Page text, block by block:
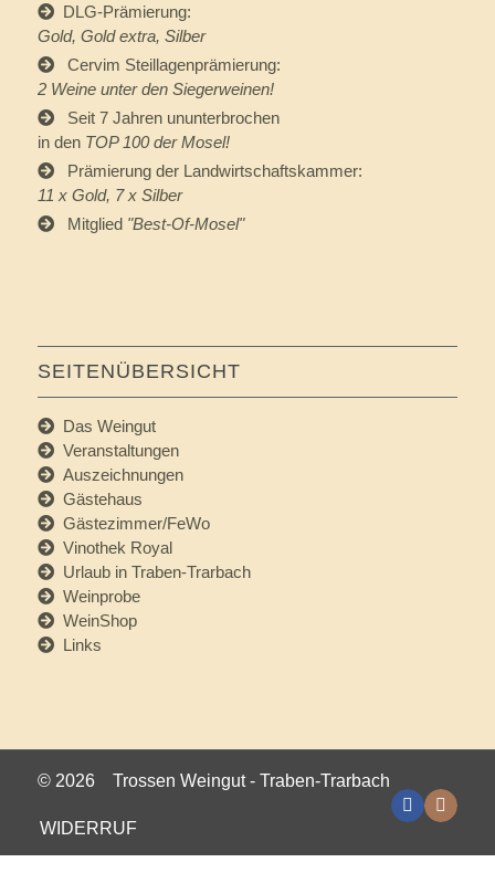
DLG-Prämierung:
Gold, Gold extra, Silber
Cervim Steillagenprämierung:
2 Weine unter den Siegerweinen!
Seit 7 Jahren ununterbrochen
in den TOP 100 der Mosel!
Prämierung der Landwirtschaftskammer:
11 x Gold, 7 x Silber
Mitglied "Best-Of-Mosel"
SEITENÜBERSICHT
Das Weingut
Veranstaltungen
Auszeichnungen
Gästehaus
Gästezimmer/FeWo
Vinothek Royal
Urlaub in Traben-Trarbach
Weinprobe
WeinShop
Links
© 2026 Trossen Weingut - Traben-Trarbach
WIDERRUF